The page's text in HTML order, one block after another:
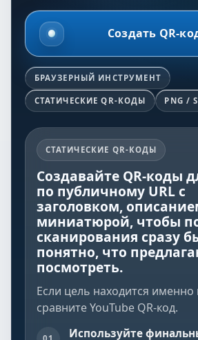
Создать QR-
БРАУЗЕРНЫЙ ИНСТРУМЕНТ
СТАТИЧЕСКИЕ QR-КОДЫ PNG /
СТАТИЧЕСКИЕ QR-КОДЫ
Создавайте QR-коды
по публичному URL с
заголовком,
миниатюрой, чтобы
сканирования сразу
понятно, что
посмотреть.
Если цель находится именно
сравнитеYouTube QR-код.
Используйте